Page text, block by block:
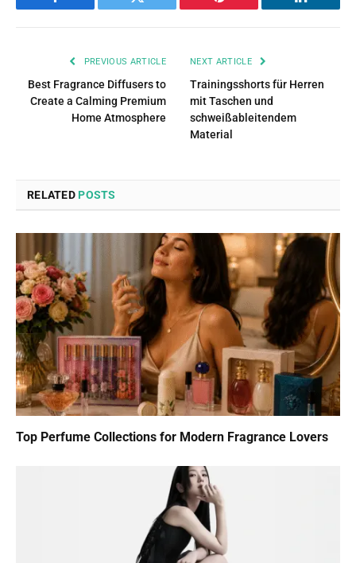
Facebook Twitter Pinterest LinkedIn
PREVIOUS ARTICLE
Best Fragrance Diffusers to
Create a Calming Premium
Home Atmosphere
NEXT ARTICLE
Trainingsshorts für Herren
mit Taschen und
schweißableitendem
Material
RELATEDPOSTS
Top Perfume Collections for Modern Fragrance Lovers